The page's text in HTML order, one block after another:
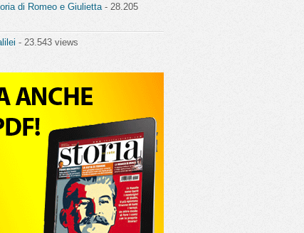
di Romeo e Giulietta- 28.205
- 23.543 views